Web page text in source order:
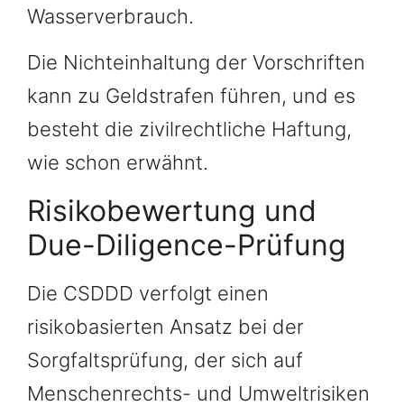
Wasserverbrauch.
Die Nichteinhaltung der Vorschriften
kann zu Geldstrafen führen, und es
besteht die zivilrechtliche Haftung,
wie schon erwähnt.
Risikobewertung und
Due-Diligence-Prüfung
Die CSDDD verfolgt einen
risikobasierten Ansatz bei der
Sorgfaltsprüfung, der sich auf
Menschenrechts- und Umweltrisiken